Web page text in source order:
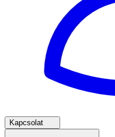
Kapcsolat